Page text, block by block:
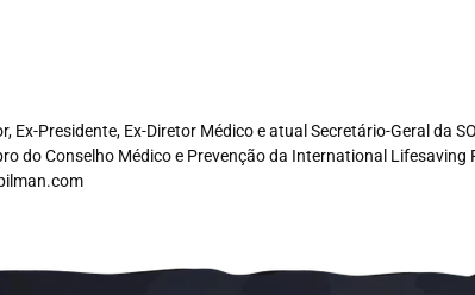
Ex-Presidente, Ex-Diretor Médico e atual Secretário-Geral da
do Conselho Médico e Prevenção da International